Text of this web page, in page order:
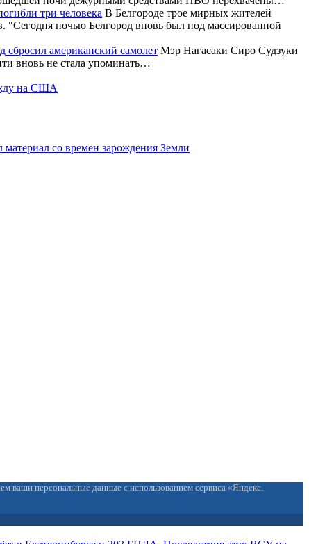
три человека В Белгороде трое мирных жителей
ночью Белгород вновь был под массированной
сбросил американский самолет Мэр Нагасаки Сиро Судзуки
вновь не стала упоминать…
на США
со времен зарождения Земли
ваши персональные данные с использованием сервиса «Яндекс.